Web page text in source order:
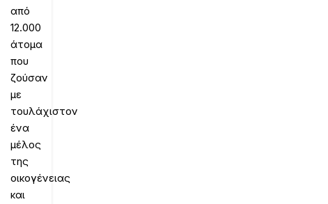
από
12.000
άτομα
που
ζούσαν
με
τουλάχιστον
ένα
μέλος
της
οικογένειας
και